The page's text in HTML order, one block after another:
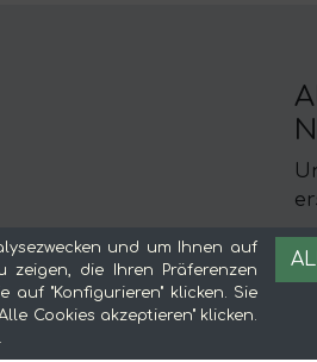
und um Ihnen auf
die Ihren Präferenzen
auf "Konfigurieren" klicken. Sie
Cookies akzeptieren" klicken.
.